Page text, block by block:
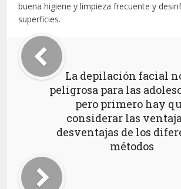
buena higiene y limpieza frecuente y
superficies.
La depilación facial
peligrosa para las
pero primero hay
considerar las
desventajas de los
métodos